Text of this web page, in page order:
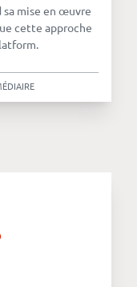
sa mise en œuvre
cette approche